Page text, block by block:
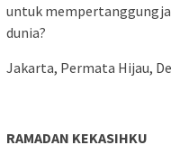
untuk
dunia?
Jakarta, Permata Hijau,
RAMADAN KEKASIHKU